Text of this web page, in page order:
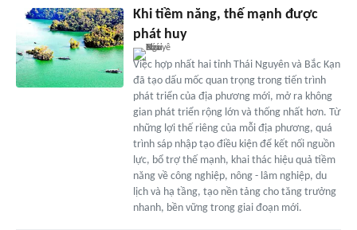
Khi tiềm năng, thế mạnh được
phát huy
Việc hợp nhất hai tỉnh Thái Nguyên và Bắc Kạn
đã tạo dấu mốc quan trọng trong tiến trình
phát triển của địa phương mới, mở ra không
gian phát triển rộng lớn và thống nhất hơn. Từ
những lợi thế riêng của mỗi địa phương, quá
trình sáp nhập tạo điều kiện để kết nối nguồn
lực, bổ trợ thế mạnh, khai thác hiệu quả tiềm
năng về công nghiệp, nông - lâm nghiệp, du
lịch và hạ tầng, tạo nền tảng cho tăng trưởng
nhanh, bền vững trong giai đoạn mới.